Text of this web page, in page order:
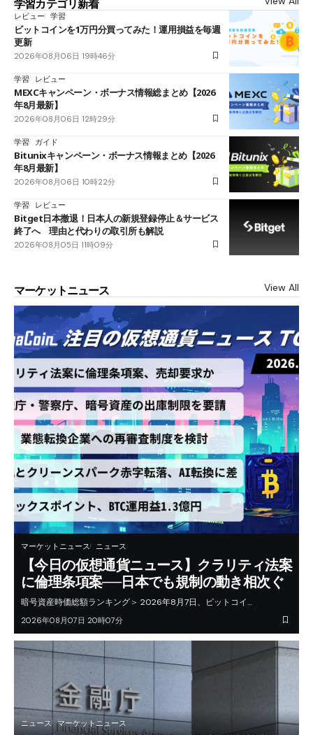
学習カテゴリ新着
レビュー 学習
ビットコインを1万円分買ってみた！運用損益を毎週
更新
2026年08月06日 19時46分
学習 レビュー
MEXCキャンペーン・ボーナス情報総まとめ【2026
年8月最新】
2026年08月06日 12時29分
学習 ガイド
Bitunixキャンペーン・ボーナス情報まとめ【2026
年8月最新】
2026年08月06日 10時22分
学習 レビュー
Bitget日本撤退！日本人の新規登録停止＆サービス
終了へ 理由と代わりの取引所も解説
2026年08月05日 11時09分
マーケットニュース View All
マーケットニュース ニュース
【今日の仮想通貨ニュース】クラリティ法案
に倫理条項案──日本でも規制の動き相次ぐ
暗号資産時価総額ランキング＞ 2026年8月7日、ビットコイ…
2026年08月07日 20時07分
ニュース マーケットニュース